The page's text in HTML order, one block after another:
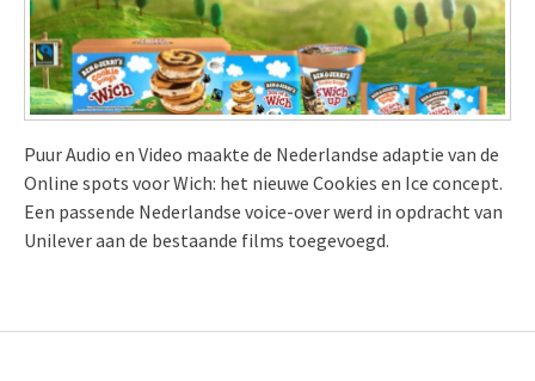
Puur Audio en Video maakte de Nederlandse adaptie van de
Online spots voor Wich: het nieuwe Cookies en Ice concept.
Een passende Nederlandse voice-over werd in opdracht van
Unilever aan de bestaande films toegevoegd.